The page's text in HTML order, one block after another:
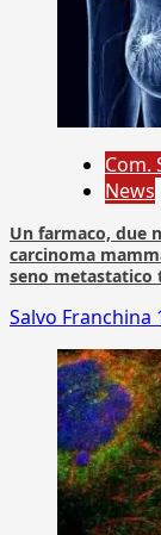
Com.
News
Un farmaco, due
carcinoma
seno
Salvo Franchina